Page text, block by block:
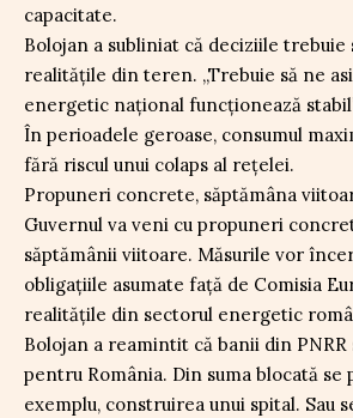
capacitate.
Bolojan a subliniat că deciziile trebuie
realitățile din teren. „Trebuie să ne
energetic național funcționează
În perioadele geroase, consumul
fără riscul unui colaps al rețelei.
Propuneri concrete, săptămâna
Guvernul va veni cu propuneri
săptămânii viitoare. Măsurile vor
obligațiile asumate față de Comisia
realitățile din sectorul energetic
Bolojan a reamintit că banii din
pentru România. Din suma blocată se
exemplu, construirea unui spital. Sau